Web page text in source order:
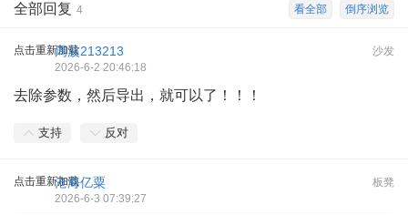
倒序浏览
看全部
全部回复 4
点击重新加载 沙发
周波213213
2026-6-2 20:46:18
去除参数，然后导出，就可以了！！！
支持 反对
点击重新加载 板凳
沧海亿粟
2026-6-3 07:39:27